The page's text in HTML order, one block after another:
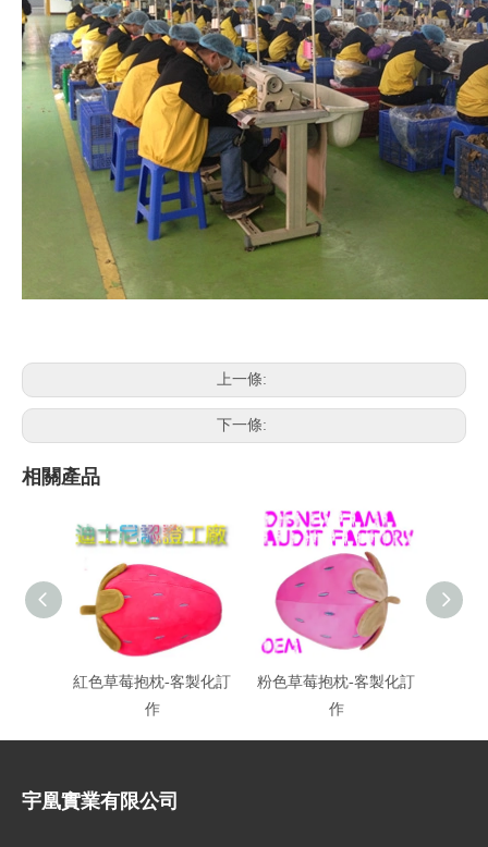
上一條:
下一條:
相關產品
紅色草莓抱枕-客製化訂
作
粉色草莓抱枕-客製化訂
作
宇凰實業有限公司